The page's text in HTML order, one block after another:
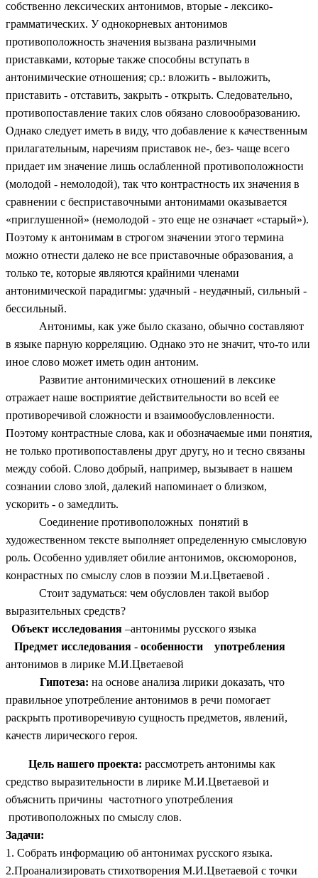
собственно лексических антонимов, вторые - лексико-
грамматических. У однокорневых антонимов
противоположность значения вызвана различными
приставками, которые также способны вступать в
антонимические отношения; ср.: вложить - выложить,
приставить - отставить, закрыть - открыть. Следовательно,
пpoтивoпоcтaвлeниe таких слов обязано словообразованию.
Однако следует иметь в виду, что добавление к качественным
прилагательным, наречиям приставок не-, без- чаще всего
придает им значение лишь ослабленной противоположности
(молодой - немолодой), так что контрастность их значения в
сравнении с бесприставочными антонимами оказывается
«приглушенной» (немолодой - это еще не означает «старый»).
Поэтому к антонимам в строгом значении этого термина
можно отнести далеко не все приставочные образования, а
только те, которые являются крайними членами
антонимической парадигмы: удачный - неудачный, сильный -
бессильный.
Антонимы, как уже было сказано, обычно составляют
в языке парную корреляцию. Однако это не значит, что-то или
иное слово может иметь один антоним.
Развитие антонимических отношений в лексике
отражает наше восприятие действительности во всей ее
противоречивой сложности и взаимообусловленности.
Поэтому контрастные слова, как и обозначаемые ими понятия,
не только противопоставлены друг другу, но и тесно связаны
между собой. Слово добрый, например, вызывает в нашем
сознании слово злой, далекий напоминает о близком,
ускорить - о замедлить.
Соединение противоположных понятий в
художественном тексте выполняет определенную смысловую
роль. Особенно удивляет обилие антонимов, оксюморонов,
конрастных по смыслу слов в поэзии М.и.Цветаевой .
Стоит задуматься: чем обусловлен такой выбор
выразительных средств?
Объект исследования –антонимы русского языка
Предмет исследования - особенности употребления
антонимов в лирике М.И.Цветаевой
Гипотеза: на основе анализа лирики доказать, что
правильное употребление антонимов в речи помогает
раскрыть противоречивую сущность предметов, явлений,
качеств лирического героя.
Цель нашего проекта: рассмотреть антонимы как
средство выразительности в лирике М.И.Цветаевой и
объяснить причины частотного употребления
противоположных по смыслу слов.
Задачи:
1. Собрать информацию об антонимах русского языка.
2.Проанализировать стихотворения М.И.Цветаевой с точки